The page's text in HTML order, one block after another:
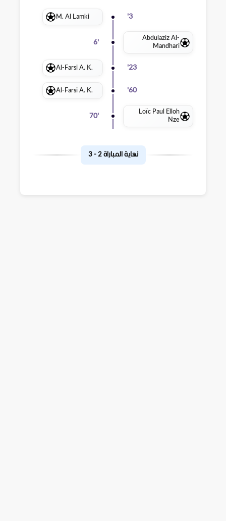
3
'
M. Al Lamki
Abdulaziz Al-
Mandhari
6'
23
'
Al-Farsi A. K.
60
'
Al-Farsi A. K.
Loïc Paul Elloh
Nze
70'
نهاية المباراة2
-
3